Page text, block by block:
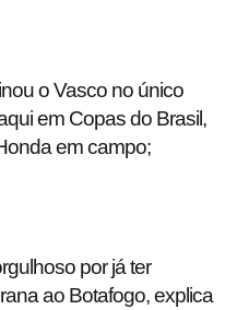
o Vasco no único
em Copas do Brasil,
em campo;
por já ter
ao Botafogo, explica